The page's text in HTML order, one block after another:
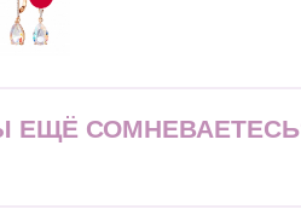
ЕЩЁ